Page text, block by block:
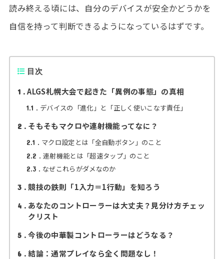
読み終える頃には、自分のデバイスが安全かどうかを
自信を持って判断できるようになっているはずです。
目次
1 ALGS札幌大会で起きた「異例の事態」の真相
1.1 デバイスの「進化」と「正しく使いこなす責任」
2 そもそもマクロや連射機能ってなに？
2.1 マクロ設定とは「全自動ボタン」のこと
2.2 連射機能とは「超速タップ」のこと
2.3 なぜこれらがダメなのか
3 競技の鉄則「1入力＝1行動」を知ろう
4
あなたのコントローラーは大丈夫？見分け方チェッ
クリスト
5 今後の中華製コントローラーはどうなる？
6 結論：通常プレイなら全く問題なし！